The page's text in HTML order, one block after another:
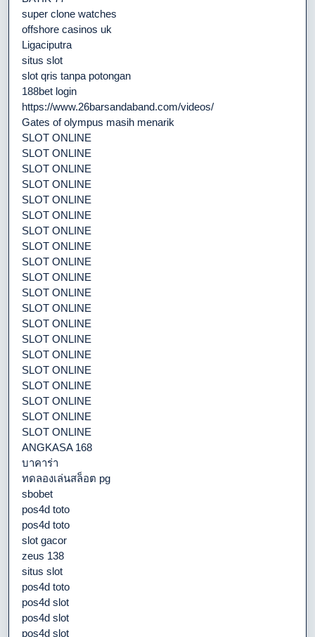
super clone watches
offshore casinos uk
Ligaciputra
situs slot
slot qris tanpa potongan
188bet login
https://www.26barsandaband.com/videos/
Gates of olympus masih menarik
SLOT ONLINE
SLOT ONLINE
SLOT ONLINE
SLOT ONLINE
SLOT ONLINE
SLOT ONLINE
SLOT ONLINE
SLOT ONLINE
SLOT ONLINE
SLOT ONLINE
SLOT ONLINE
SLOT ONLINE
SLOT ONLINE
SLOT ONLINE
SLOT ONLINE
SLOT ONLINE
SLOT ONLINE
SLOT ONLINE
SLOT ONLINE
SLOT ONLINE
ANGKASA 168
บาคาร่า
ทดลองเล่นสล็อต pg
sbobet
pos4d toto
pos4d toto
slot gacor
zeus 138
situs slot
pos4d toto
pos4d slot
pos4d slot
pos4d slot